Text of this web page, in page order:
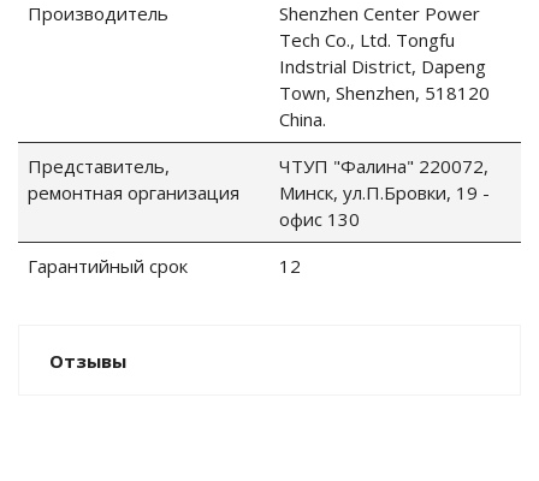
Производитель
Shenzhen Center Power
Tech Co., Ltd. Tongfu
Indstrial District, Dapeng
Town, Shenzhen, 518120
China.
Представитель,
ремонтная организация
ЧТУП "Фалина" 220072,
Минск, ул.П.Бровки, 19 -
офис 130
Гарантийный срок
12
Отзывы